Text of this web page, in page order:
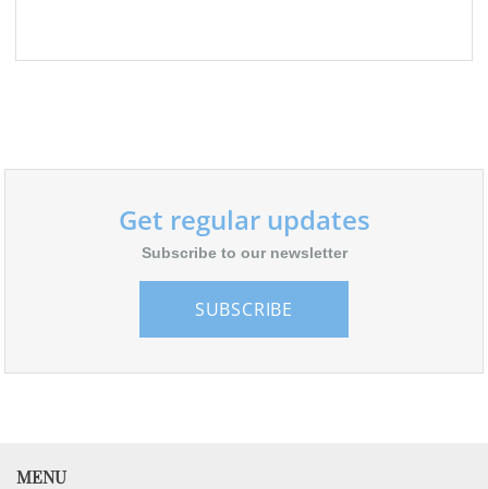
Get regular updates
Subscribe to our newsletter
SUBSCRIBE
MENU